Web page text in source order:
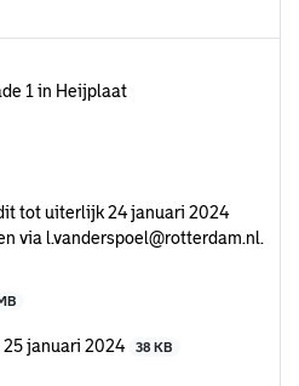
1 in Heijplaat
tot uiterlijk 24 januari 2024
via l.vanderspoel@rotterdam.nl.
januari 2024 38 KB